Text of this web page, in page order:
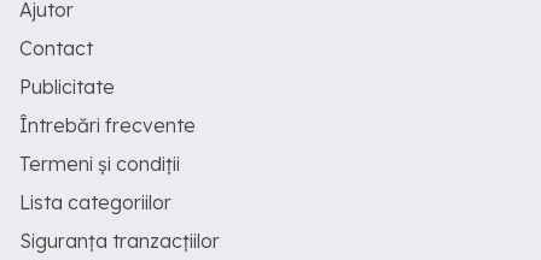
Ajutor
Contact
Publicitate
Întrebări frecvente
Termeni și condiții
Lista categoriilor
Siguranța tranzacțiilor